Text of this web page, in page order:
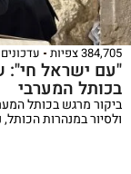
384,705 צפיות
"עם ישראל חי":
בכותל המערבי
ביקור מרגש בכותל
ולסיור במנהרות